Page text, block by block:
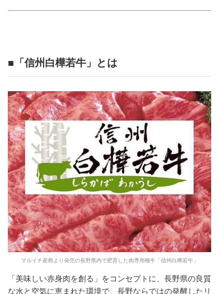
■「信州白樺若牛」とは
マルイチ産商より発売の長野県内で肥育した肉専用種牛「信州白樺若牛」
「美味しい赤身肉を創る」をコンセプトに、長野県の良質
な水と空気に恵まれた環境で、長野ならではの発酵したリ